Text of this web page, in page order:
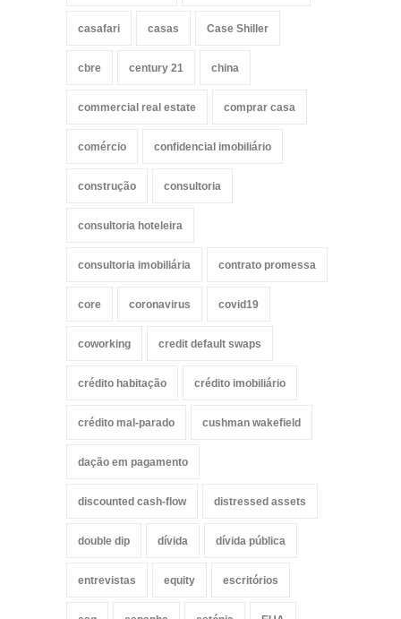
casafari casas Case Shiller
cbre century 21 china
commercial real estate comprar casa
comércio confidencial imobiliário
construção consultoria
consultoria hoteleira
consultoria imobiliária contrato promessa
core coronavirus covid19
coworking credit default swaps
crédito habitação crédito imobiliário
crédito mal-parado cushman wakefield
dação em pagamento
discounted cash-flow distressed assets
double dip dívida dívida pública
entrevistas equity escritórios